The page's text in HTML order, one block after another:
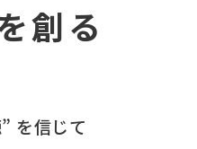
創る
を​信じて